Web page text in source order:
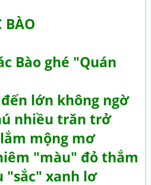
BÀO
Bào ghé "Quán
lớn không ngờ
nhiều trăn trở
mộng mơ
"màu" đỏ thắm
"sắc" xanh lơ